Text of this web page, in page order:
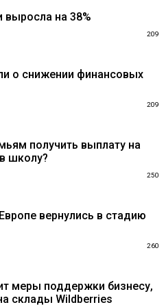
выросла на 38%
209
о снижении финансовых
209
получить выплату на
школу?
250
вернулись в стадию
260
меры поддержки бизнесу,
склады Wildberries